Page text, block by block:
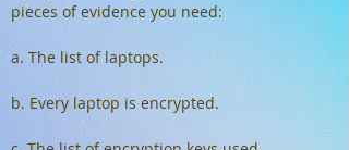
pieces of evidence you need:
a. The list of laptops.
b. Every laptop is encrypted.